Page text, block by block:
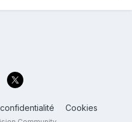
Cookies